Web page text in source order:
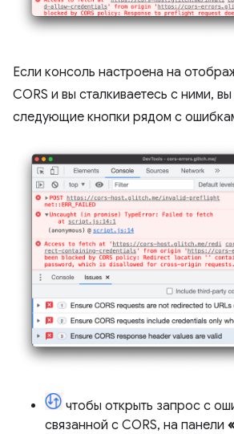
Если консоль настроена на
CORS и вы сталкиваетесь с ними,
следующие кнопки рядом с
чтобы открыть запрос с
связанной с CORS, на панели